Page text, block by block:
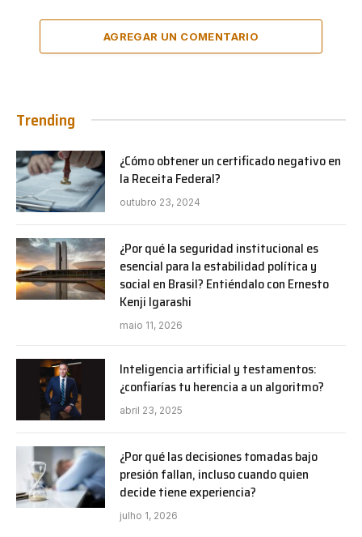
AGREGAR UN COMENTARIO
Trending
¿Cómo obtener un certificado negativo en
la Receita Federal?
outubro 23, 2024
¿Por qué la seguridad institucional es
esencial para la estabilidad política y
social en Brasil? Entiéndalo con Ernesto
Kenji Igarashi
maio 11, 2026
Inteligencia artificial y testamentos:
¿confiarías tu herencia a un algoritmo?
abril 23, 2025
¿Por qué las decisiones tomadas bajo
presión fallan, incluso cuando quien
decide tiene experiencia?
julho 1, 2026